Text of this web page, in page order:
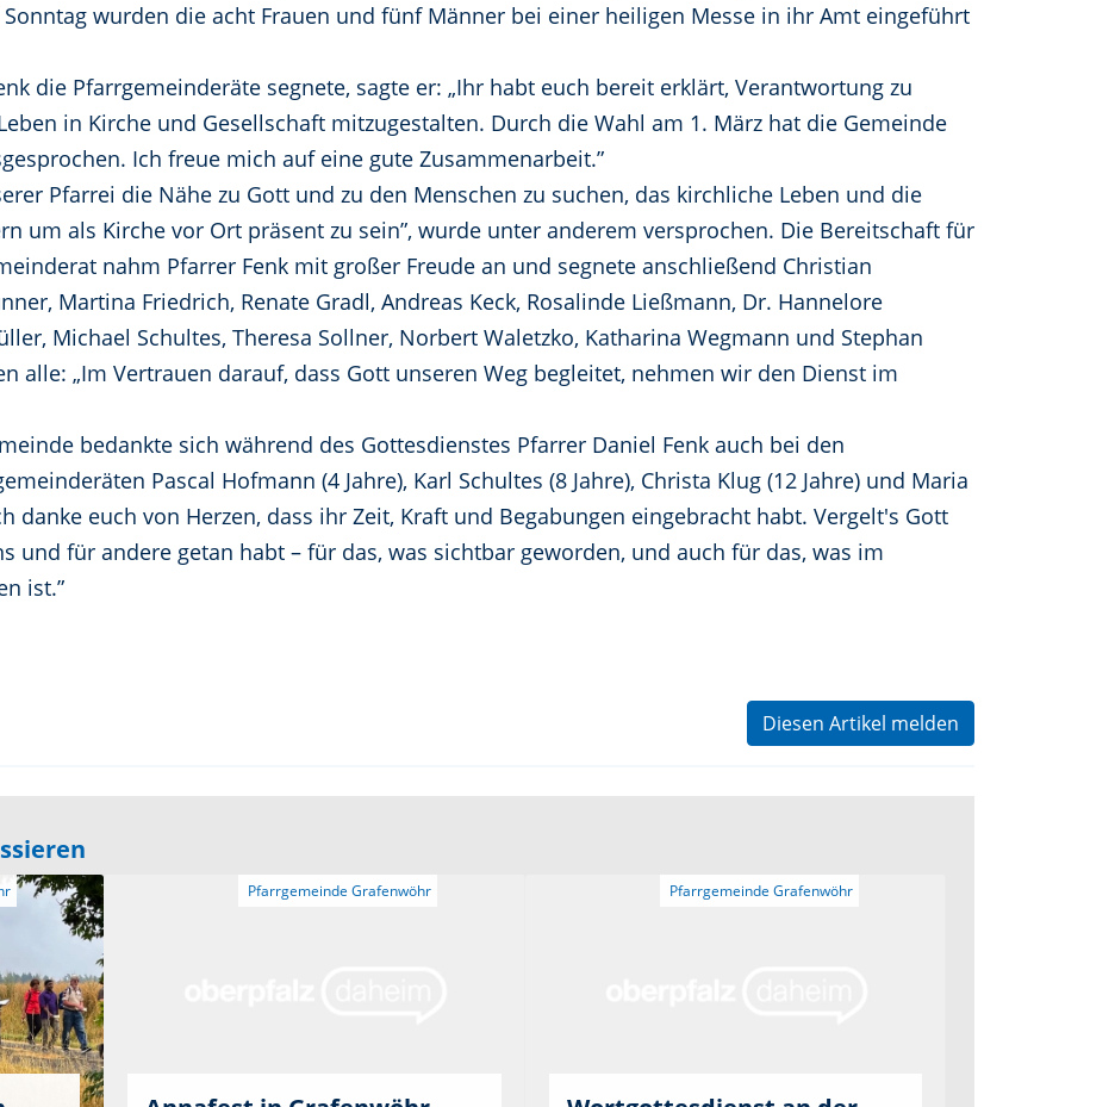
wurden die acht Frauen und fünf Männer bei einer heiligen Messe in ihr Amt eingeführt
die Pfarrgemeinderäte segnete, sagte er: „Ihr habt euch bereit erklärt, Verantwortung zu
in Kirche und Gesellschaft mitzugestalten. Durch die Wahl am 1. März hat die Gemeinde
Ich freue mich auf eine gute Zusammenarbeit.”
Pfarrei die Nähe zu Gott und zu den Menschen zu suchen, das kirchliche Leben und die
um als Kirche vor Ort präsent zu sein”, wurde unter anderem versprochen. Die Bereitschaft für
nahm Pfarrer Fenk mit großer Freude an und segnete anschließend Christian
Martina Friedrich, Renate Gradl, Andreas Keck, Rosalinde Ließmann, Dr. Hannelore
Michael Schultes, Theresa Sollner, Norbert Waletzko, Katharina Wegmann und Stephan
alle: „Im Vertrauen darauf, dass Gott unseren Weg begleitet, nehmen wir den Dienst im
bedankte sich während des Gottesdienstes Pfarrer Daniel Fenk auch bei den
Pascal Hofmann (4 Jahre), Karl Schultes (8 Jahre), Christa Klug (12 Jahre) und Maria
danke euch von Herzen, dass ihr Zeit, Kraft und Begabungen eingebracht habt. Vergelt's Gott
und für andere getan habt – für das, was sichtbar geworden, und auch für das, was im
ist.”
Diesen Artikel melden
Pfarrgemeinde Grafenwöhr